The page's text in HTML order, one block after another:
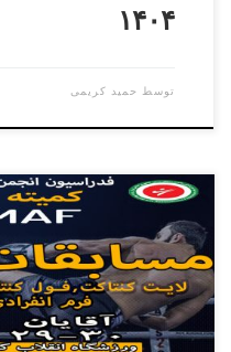
۱۴۰۴
توسط حمید کریمی
سومین دوره مسابقات بزرگ
کیک بوکسینگ قهرمانی کشور
برون مرزی و بین المللی در